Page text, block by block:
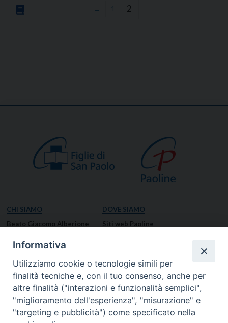
← 1 2
CHI SIAMO
Beato Giacomo Alberione
Missione Paolina
Luoghi delle Origini
Governo Generale
Famiglia Paolina
DOVE SIAMO
Siti web Paoline
Notizie dal governo generale
Notizie in breve
RISORSE
Preghiere
Informativa
Utilizziamo cookie o tecnologie simili per
finalità tecniche e, con il tuo consenso, anche per
altre finalità ("interazioni e funzionalità semplici",
"miglioramento dell'esperienza", "misurazione" e
"targeting e pubblicità") come specificato nella